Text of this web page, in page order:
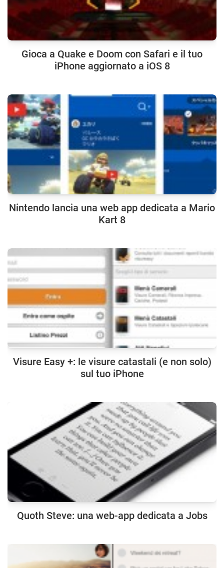
Gioca a Quake e Doom con Safari e il tuo
iPhone aggiornato a iOS 8
Nintendo lancia una web app dedicata a Mario
Kart 8
Visure Easy +: le visure catastali (e non solo)
sul tuo iPhone
Quoth Steve: una web-app dedicata a Jobs